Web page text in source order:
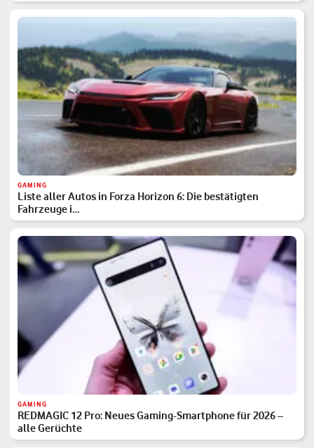
GAMING
Liste aller Autos in Forza Horizon 6: Die bestätigten
Fahrzeuge i…
GAMING
REDMAGIC 12 Pro: Neues Gaming-Smartphone für 2026 –
alle Gerüchte